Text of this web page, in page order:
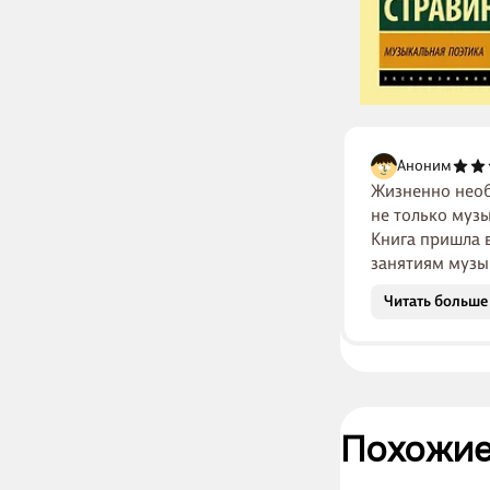
Аноним
Жизненно
не только
Книга пришла
занятиям
Читать больше